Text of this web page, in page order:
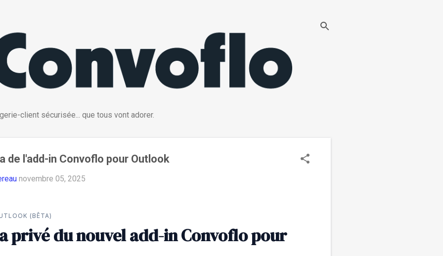
client sécurisée... que tous vont adorer.
de l'add-in Convoflo pour Outlook
novembre 05, 2025
(BÊTA)
privé du nouvel add-in Convoflo pour